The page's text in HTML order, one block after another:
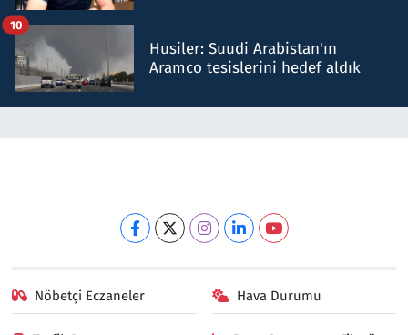
Husiler: Suudi Arabistan'ın
Aramco tesislerini hedef aldık
10
Nöbetçi Eczaneler Hava Durumu